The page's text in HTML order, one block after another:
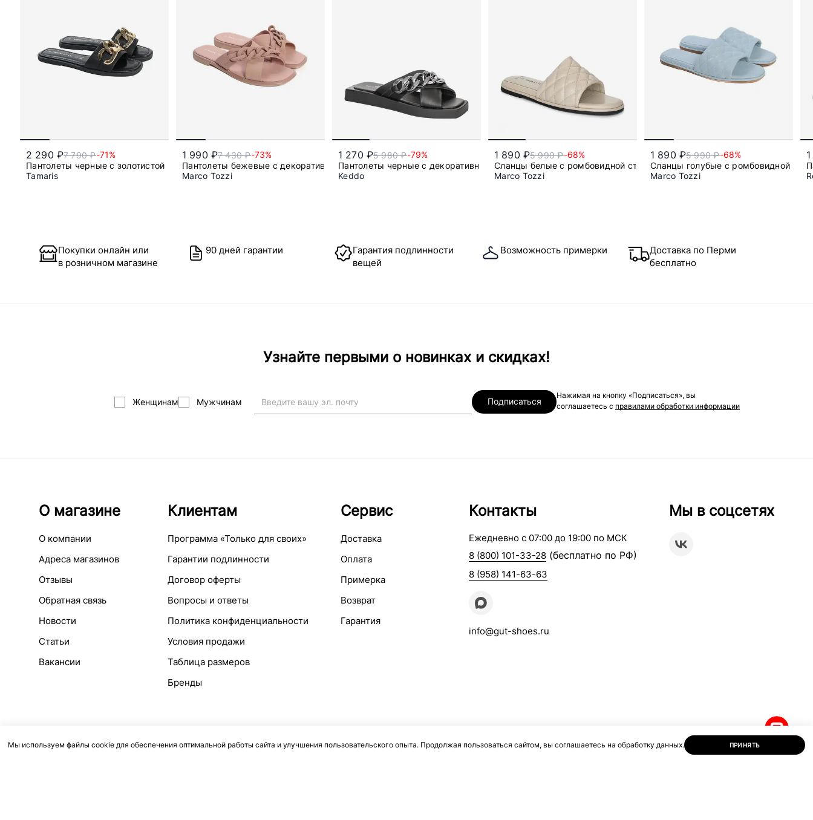
2 290 ₽7 790 ₽-71%
Пантолеты черные с золотистой цепью
Tamaris
1 990 ₽7 430 ₽-73%
Пантолеты бежевые с декоративной цепью
Marco Tozzi
1 270 ₽5 980 ₽-79%
Пантолеты черные с декоративной цепью
Keddo
1 890 ₽5 990 ₽-68%
Сланцы белые с ромбовидной строчкой
Marco Tozzi
1 890 ₽5 990 ₽-68%
Сланцы голубые с ромбовидной
Marco Tozzi
Покупки онлайн или
в розничном магазине
90 дней гарантии
Гарантия подлинности
вещей
Возможность примерки
Доставка по Перми
бесплатно
Узнайте первыми о новинках и скидках!
Женщинам Мужчинам Подписаться
Нажимая на кнопку «Подписаться», вы
соглашаетесь с правилами обработки информации
О магазине
О компании
Адреса магазинов
Отзывы
Обратная связь
Новости
Статьи
Вакансии
Клиентам
Программа «Только для своих»
Гарантии подлинности
Договор оферты
Вопросы и ответы
Политика конфиденциальности
Условия продажи
Таблица размеров
Бренды
Сервис
Доставка
Оплата
Примерка
Возврат
Гарантия
Контакты
Ежедневно с 07:00 до 19:00 по МСК
8 (800) 101-33-28 (бесплатно по РФ)
8 (958) 141-63-63
info@gut-shoes.ru
Мы в соцсетях
Мы используем файлы cookie для обеспечения оптимальной работы сайта и улучшения пользовательского опыта. Продолжая пользоваться сайтом, вы соглашаетесь на обработку данных. ПРИНЯТЬ